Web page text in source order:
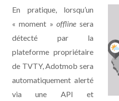
En pratique, lorsqu’un
« moment »offline sera
détecté par la
plateforme propriétaire
de TVTY, Adotmob sera
automatiquement alerté
via une API et